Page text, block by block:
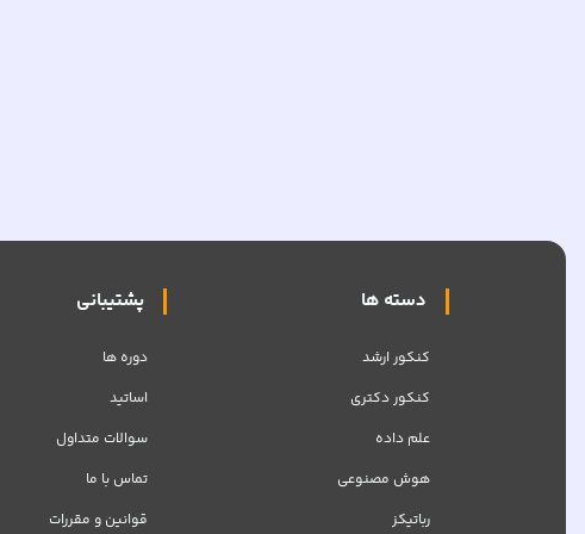
دسته ها
کنکور ارشد
کنکور دکتری
علم داده
هوش مصنوعی
رباتیکز
پشتیبانی
دوره ها
اساتید
سوالات متداول
تماس با ما
قوانین و مقررات